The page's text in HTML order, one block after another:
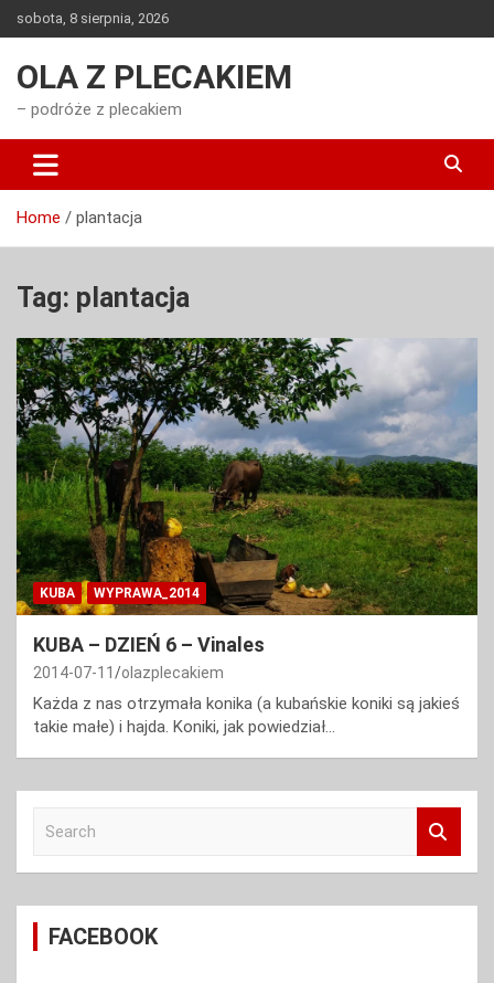
to
sobota, 8 sierpnia, 2026
OLA Z PLECAKIEM
– podróże z plecakiem
Home plantacja
Tag: plantacja
KUBA WYPRAWA_2014
KUBA – DZIEŃ 6 – Vinales
2014-07-11 olazplecakiem
Każda z nas otrzymała konika (a kubańskie koniki są jakieś
takie małe) i hajda. Koniki, jak powiedział…
c
FACEBOOK